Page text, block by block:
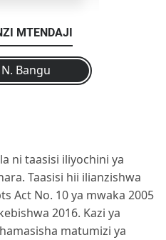
MTENDAJI
Bangu
ni taasisi iliyochini ya
Taasisi hii ilianzishwa
Act No. 10 ya mwaka 2005
2016. Kazi ya
matumizi ya